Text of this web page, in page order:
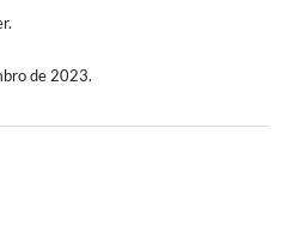
de 2023.